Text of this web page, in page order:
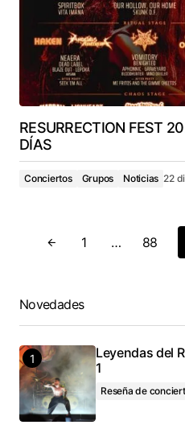
RESURRECTION FEST
DÍAS
Conciertos Grupos Noticias 22
1 … 88
Novedades
Leyendas del
1
Reseña de